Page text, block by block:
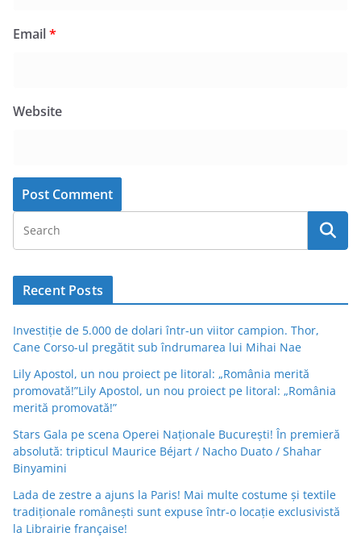
Email*
Website
Recent Posts
Investiție de 5.000 de dolari într-un viitor campion. Thor,
Cane Corso-ul pregătit sub îndrumarea lui Mihai Nae
Lily Apostol, un nou proiect pe litoral: „România merită
promovată!”Lily Apostol, un nou proiect pe litoral: „România
merită promovată!”
Stars Gala pe scena Operei Naționale București! În premieră
absolută: tripticul Maurice Béjart / Nacho Duato / Shahar
Binyamini
Lada de zestre a ajuns la Paris! Mai multe costume și textile
tradiționale românești sunt expuse într-o locație exclusivistă
la Librairie française!